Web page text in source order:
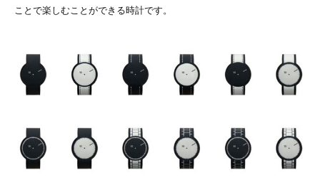
ことで楽しむことができる時計です。